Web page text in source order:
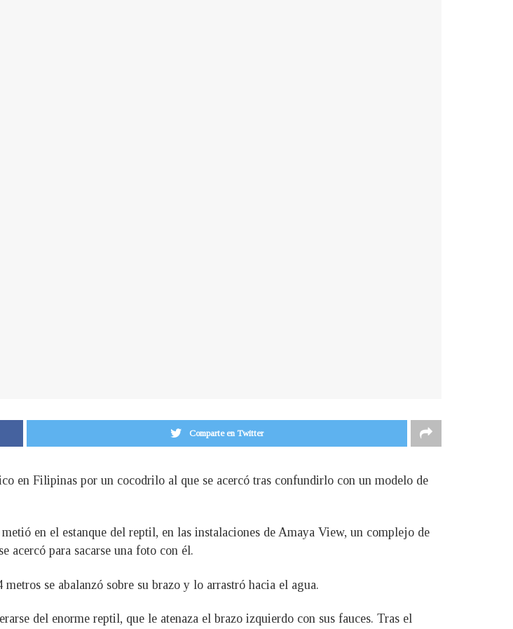
Comparte en Twitter
en Filipinas por un cocodrilo al que se acercó tras confundirlo con un modelo de
en el estanque del reptil, en las instalaciones de Amaya View, un complejo de
acercó para sacarse una foto con él.
se abalanzó sobre su brazo y lo arrastró hacia el agua.
del enorme reptil, que le atenaza el brazo izquierdo con sus fauces. Tras el